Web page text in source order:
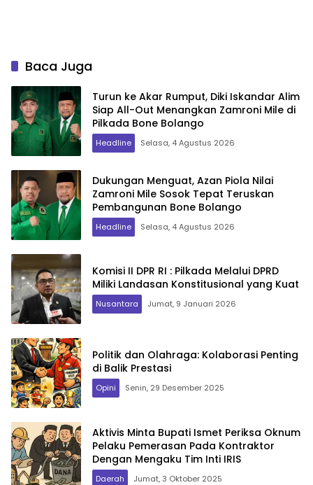
Baca Juga
Turun ke Akar Rumput, Diki Iskandar Alim
Siap All-Out Menangkan Zamroni Mile di
Pilkada Bone Bolango
Headline Selasa, 4 Agustus 2026
Dukungan Menguat, Azan Piola Nilai
Zamroni Mile Sosok Tepat Teruskan
Pembangunan Bone Bolango
Headline Selasa, 4 Agustus 2026
Komisi II DPR RI : Pilkada Melalui DPRD
Miliki Landasan Konstitusional yang Kuat
Nusantara Jumat, 9 Januari 2026
Politik dan Olahraga: Kolaborasi Penting
di Balik Prestasi
Opini Senin, 29 Desember 2025
Aktivis Minta Bupati Ismet Periksa Oknum
Pelaku Pemerasan Pada Kontraktor
Dengan Mengaku Tim Inti IRIS
Daerah Jumat, 3 Oktober 2025